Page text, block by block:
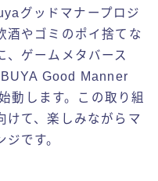
グッドマナープロジ
酒やゴミのポイ捨てな
、ゲームメタバース
Good Manner
します。この取り組
けて、楽しみながらマ
です。